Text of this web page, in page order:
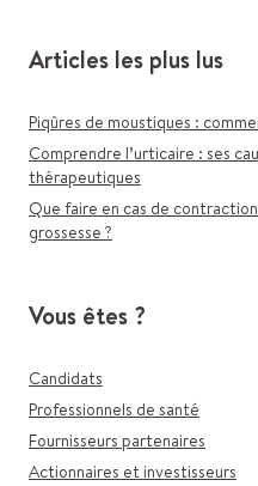
Articles les plus lus
Piqûres de moustiques :
Comprendre l’urticaire : ses
thérapeutiques
Que faire en cas de
grossesse ?
Vous êtes ?
Candidats
Professionnels de santé
Fournisseurs partenaires
Actionnaires et investisseurs